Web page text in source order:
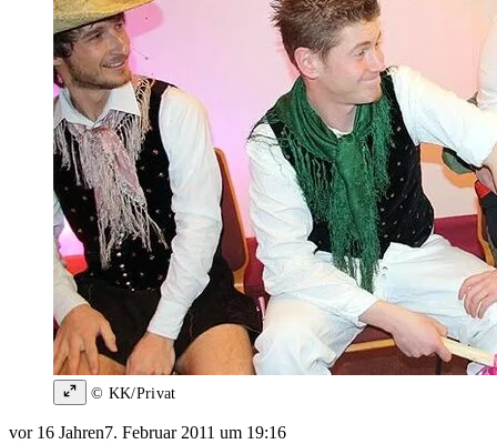
© KK/Privat
vor 16 Jahren7. Februar 2011 um 19:16